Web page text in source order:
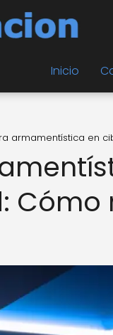
Inicio
armamentística en
Cómo